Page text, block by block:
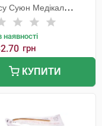
Суюн Медікал
наявності
грн
КУПИТИ